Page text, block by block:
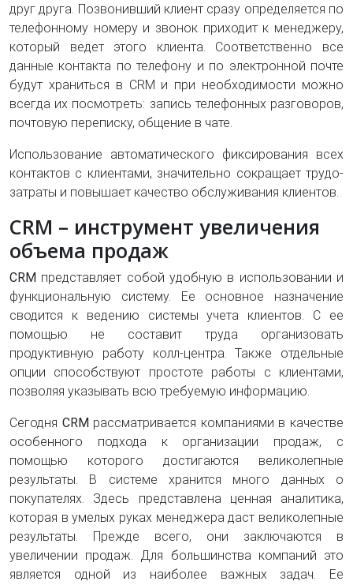
друг друга. Позвонивший клиент сразу определяется по
телефонному номеру и звонок приходит к менеджеру,
который ведет этого клиента. Соответственно все
данные контакта по телефону и по электронной почте
будут храниться в CRM и при необходимости можно
всегда их посмотреть: запись телефонных разговоров,
почтовую переписку, общение в чате.
Использование автоматического фиксирования всех
контактов с клиентами, значительно сокращает трудо-
затраты и повышает качество обслуживания клиентов.
CRM – инструмент увеличения
объема продаж
CRM представляет собой удобную в использовании и
функциональную систему. Ее основное назначение
сводится к ведению системы учета клиентов. С ее
помощью не составит труда организовать
продуктивную работу колл-центра. Также отдельные
опции способствуют простоте работы с клиентами,
позволяя указывать всю требуемую информацию.
Сегодня CRM рассматривается компаниями в качестве
особенного подхода к организации продаж, с
помощью которого достигаются великолепные
результаты. В системе хранится много данных о
покупателях. Здесь представлена ценная аналитика,
которая в умелых руках менеджера даст великолепные
результаты. Прежде всего, они заключаются в
увеличении продаж. Для большинства компаний это
является одной из наиболее важных задач. Ее